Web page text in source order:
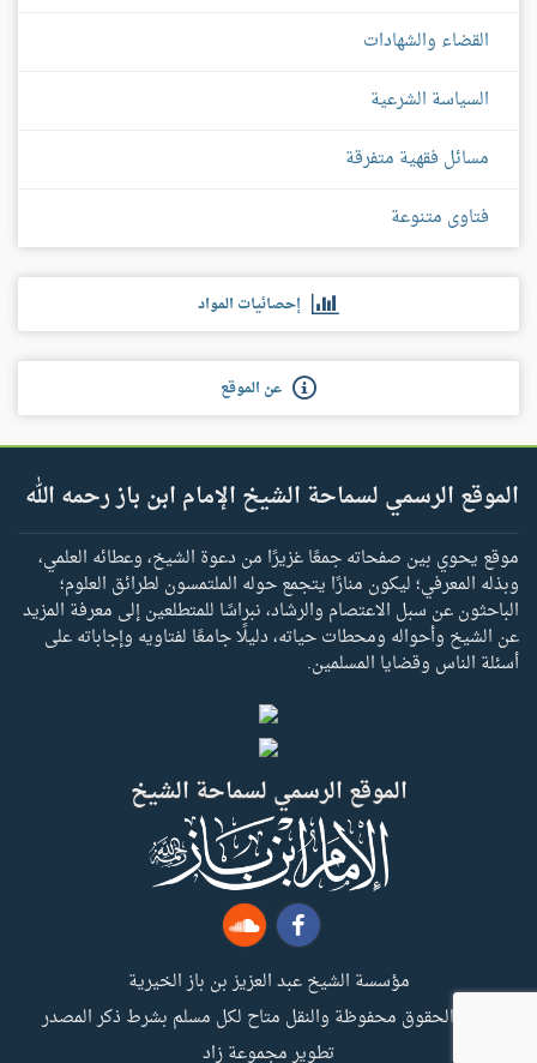
القضاء والشهادات
السياسة الشرعية
مسائل فقهية متفرقة
فتاوى متنوعة
إحصائيات المواد
عن الموقع
الموقع الرسمي لسماحة الشيخ الإمام ابن باز رحمه الله
موقع يحوي بين صفحاته جمعًا غزيرًا من دعوة الشيخ، وعطائه العلمي،
وبذله المعرفي؛ ليكون منارًا يتجمع حوله الملتمسون لطرائق العلوم؛
الباحثون عن سبل الاعتصام والرشاد، نبراسًا للمتطلعين إلى معرفة المزيد
عن الشيخ وأحواله ومحطات حياته، دليلًا جامعًا لفتاويه وإجاباته على
أسئلة الناس وقضايا المسلمين.
الموقع الرسمي لسماحة الشيخ
مؤسسة الشيخ عبد العزيز بن باز الخيرية
جميع الحقوق محفوظة والنقل متاح لكل مسلم بشرط ذكر المصدر
تطوير مجموعة زاد